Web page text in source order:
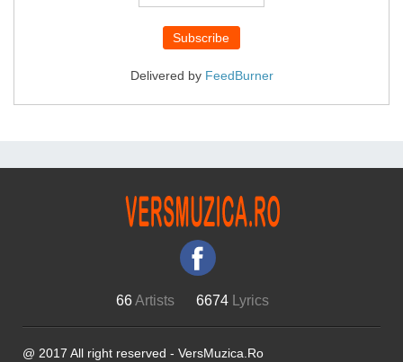
Delivered by FeedBurner
66Artists 6674 Lyrics
@ 2017 All right reserved - VersMuzica.Ro